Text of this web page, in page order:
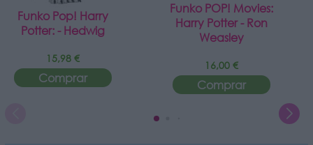
Funko Pop! Harry
Potter: - Hedwig
15,98 €
Comprar
Funko POP! Movies:
Harry Potter - Ron
Weasley
16,00 €
Comprar